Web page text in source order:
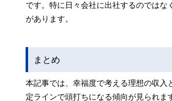
です。特に日々会社に出社するのでは
があります。
まとめ
本記事では、幸福度で考える理想の収
定ラインで頭打ちになる傾向が見られま